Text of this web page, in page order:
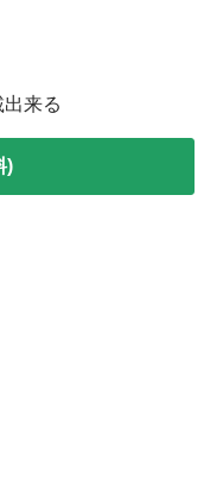
来る
)